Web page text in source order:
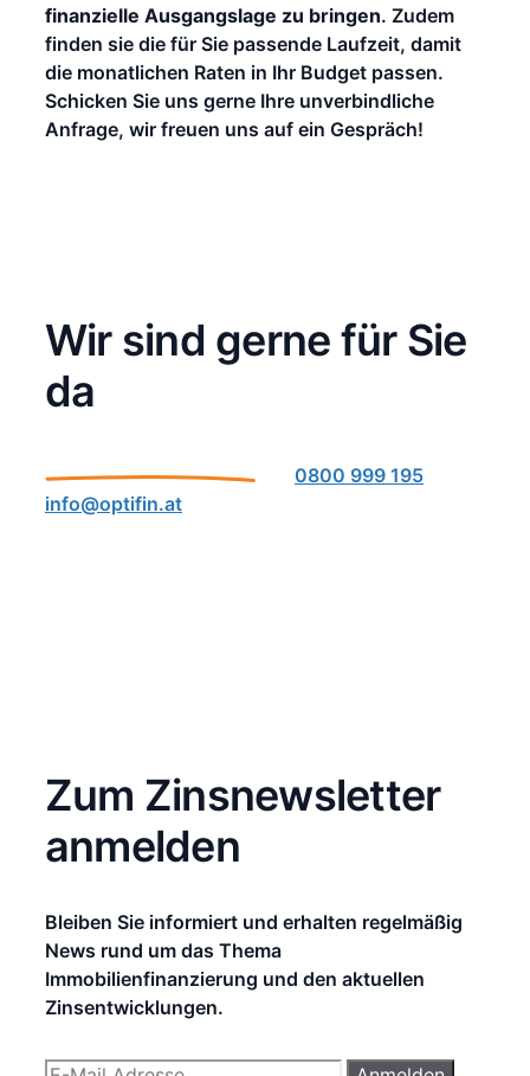
finanzielle Ausgangslage zu bringen. Zudem
finden sie die für Sie passende Laufzeit, damit
die monatlichen Raten in Ihr Budget passen.
Schicken Sie uns gerne Ihre unverbindliche
Anfrage, wir freuen uns auf ein Gespräch!
Wir sind gerne für Sie
da
0800 999 195
info@optifin.at
Zum Zinsnewsletter
anmelden
Bleiben Sie informiert und erhalten regelmäßig
News rund um das Thema
Immobilienfinanzierung und den aktuellen
Zinsentwicklungen.